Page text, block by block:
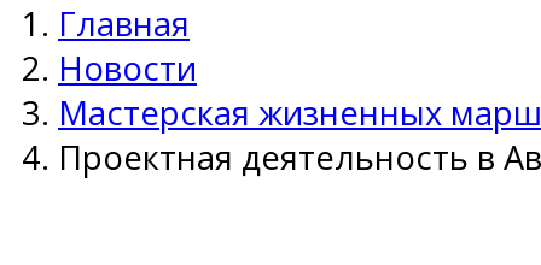
Главная
Новости
Мастерская жизненных
Проектная деятельность в